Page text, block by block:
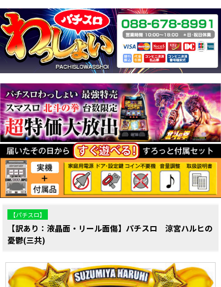
【パチスロ】
【訳あり：液晶面・リール面傷】パチスロ 涼宮ハルヒの
憂鬱(三共)